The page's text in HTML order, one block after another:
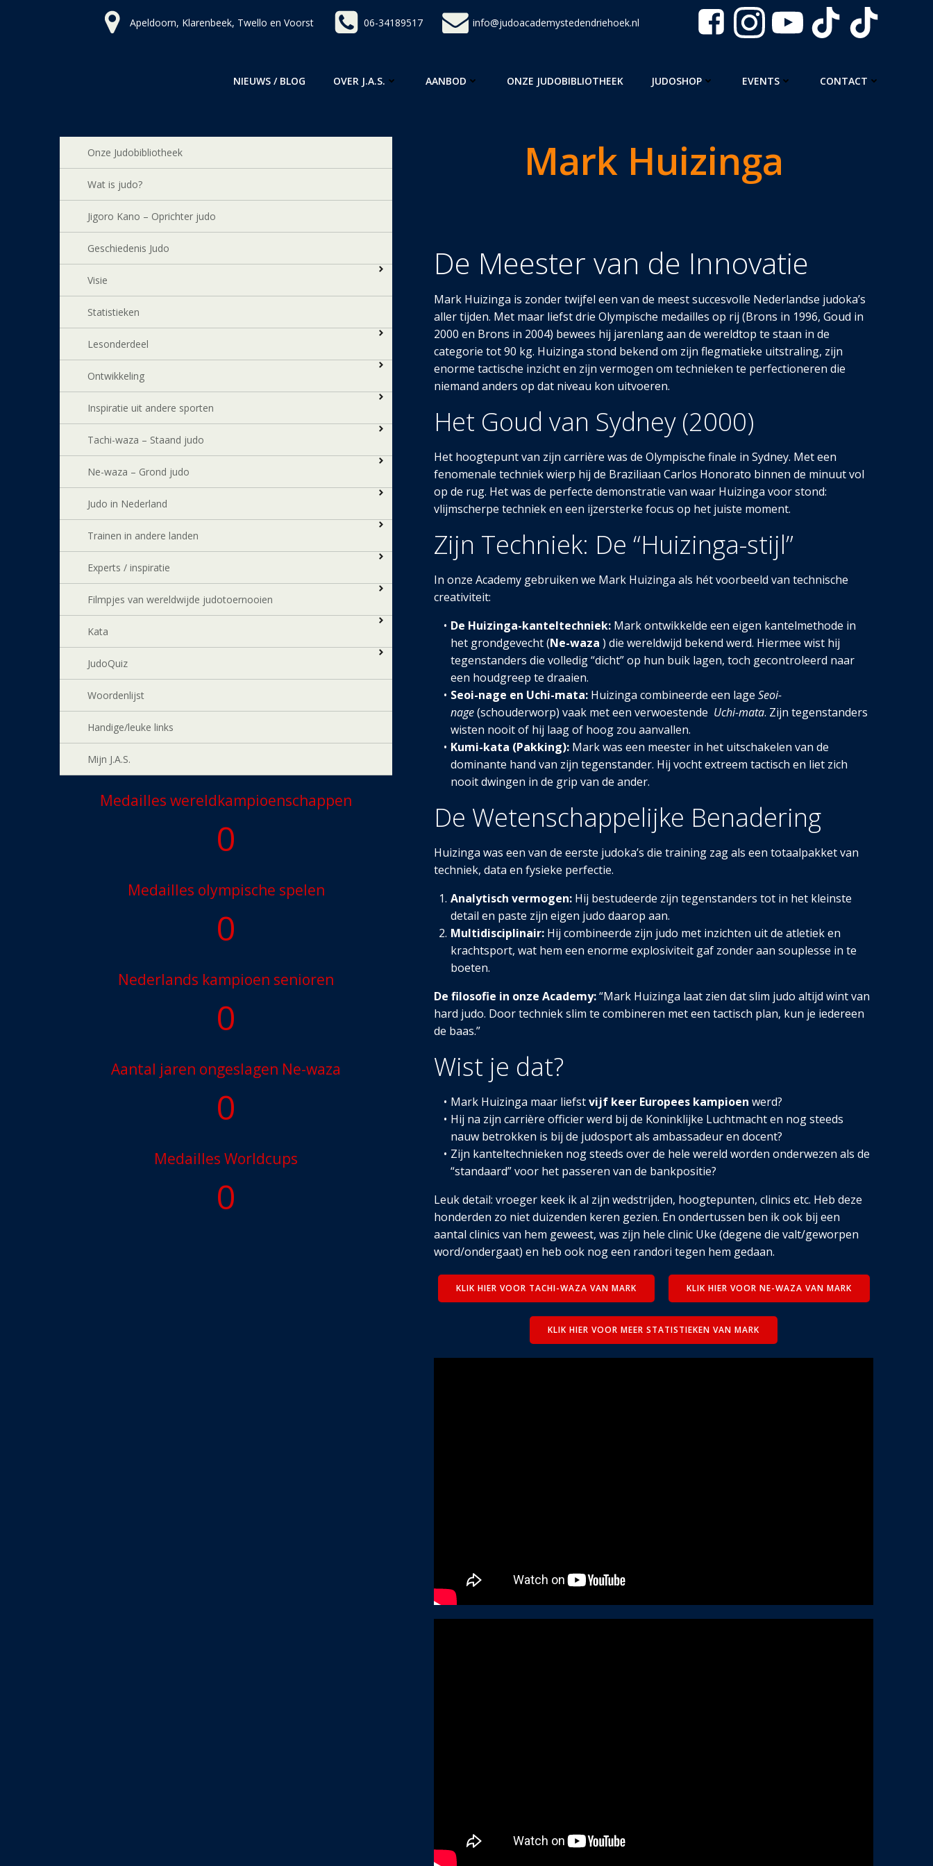
Apeldoorn, Klarenbeek, Twello en Voorst 06-34189517 info@judoacademystedendriehoek.nl
NIEUWS / BLOG OVER J.A.S. AANBOD ONZE JUDOBIBLIOTHEEK JUDOSHOP EVENTS CONTACT
Onze Judobibliotheek
Wat is judo?
Jigoro Kano – Oprichter judo
Geschiedenis Judo
Visie
Statistieken
Lesonderdeel
Ontwikkeling
Inspiratie uit andere sporten
Tachi-waza – Staand judo
Ne-waza – Grond judo
Judo in Nederland
Trainen in andere landen
Experts / inspiratie
Filmpjes van wereldwijde judotoernooien
Kata
JudoQuiz
Woordenlijst
Handige/leuke links
Mijn J.A.S.
Medailles wereldkampioenschappen
0
Medailles olympische spelen
0
Nederlands kampioen senioren
0
Aantal jaren ongeslagen Ne-waza
0
Medailles Worldcups
0
Mark Huizinga
De Meester van de Innovatie
Mark Huizinga is zonder twijfel een van de meest succesvolle Nederlandse judoka’s
aller tijden. Met maar liefst drie Olympische medailles op rij (Brons in 1996, Goud in
2000 en Brons in 2004) bewees hij jarenlang aan de wereldtop te staan in de
categorie tot 90 kg. Huizinga stond bekend om zijn flegmatieke uitstraling, zijn
enorme tactische inzicht en zijn vermogen om technieken te perfectioneren die
niemand anders op dat niveau kon uitvoeren.
Het Goud van Sydney (2000)
Het hoogtepunt van zijn carrière was de Olympische finale in Sydney. Met een
fenomenale techniek wierp hij de Braziliaan Carlos Honorato binnen de minuut vol
op de rug. Het was de perfecte demonstratie van waar Huizinga voor stond:
vlijmscherpe techniek en een ijzersterke focus op het juiste moment.
Zijn Techniek: De “Huizinga-stijl”
In onze Academy gebruiken we Mark Huizinga als hét voorbeeld van technische
creativiteit:
De Huizinga-kanteltechniek: Mark ontwikkelde een eigen kantelmethode in
het grondgevecht (Ne-waza ) die wereldwijd bekend werd. Hiermee wist hij
tegenstanders die volledig “dicht” op hun buik lagen, toch gecontroleerd naar
een houdgreep te draaien.
Seoi-nage en Uchi-mata: Huizinga combineerde een lageSeoi-
nage(schouderworp) vaak met een verwoestende Uchi-mata. Zijn tegenstanders
wisten nooit of hij laag of hoog zou aanvallen.
Kumi-kata (Pakking): Mark was een meester in het uitschakelen van de
dominante hand van zijn tegenstander. Hij vocht extreem tactisch en liet zich
nooit dwingen in de grip van de ander.
De Wetenschappelijke Benadering
Huizinga was een van de eerste judoka’s die training zag als een totaalpakket van
techniek, data en fysieke perfectie.
Analytisch vermogen: Hij bestudeerde zijn tegenstanders tot in het kleinste
detail en paste zijn eigen judo daarop aan.
Multidisciplinair: Hij combineerde zijn judo met inzichten uit de atletiek en
krachtsport, wat hem een enorme explosiviteit gaf zonder aan souplesse in te
boeten.
De filosofie in onze Academy:“Mark Huizinga laat zien dat slim judo altijd wint van
hard judo. Door techniek slim te combineren met een tactisch plan, kun je iedereen
de baas.”
Wist je dat?
Mark Huizinga maar liefstvijf keer Europees kampioen werd?
Hij na zijn carrière officier werd bij de Koninklijke Luchtmacht en nog steeds
nauw betrokken is bij de judosport als ambassadeur en docent?
Zijn kanteltechnieken nog steeds over de hele wereld worden onderwezen als de
“standaard” voor het passeren van de bankpositie?
Leuk detail: vroeger keek ik al zijn wedstrijden, hoogtepunten, clinics etc. Heb deze
honderden zo niet duizenden keren gezien. En ondertussen ben ik ook bij een
aantal clinics van hem geweest, was zijn hele clinic Uke (degene die valt/geworpen
word/ondergaat) en heb ook nog een randori tegen hem gedaan.
KLIK HIER VOOR TACHI-WAZA VAN MARK KLIK HIER VOOR NE-WAZA VAN MARK
KLIK HIER VOOR MEER STATISTIEKEN VAN MARK